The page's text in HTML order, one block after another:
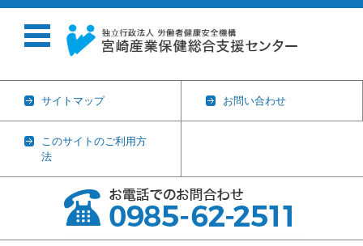
サイトマップ お問い合わせ
このサイトのご利用方
法
コンテンツに移動